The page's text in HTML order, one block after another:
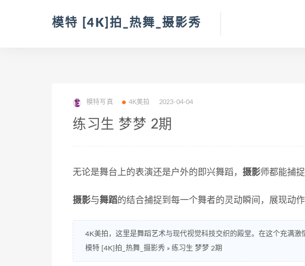
模特 [4K]拍_热舞_摄影秀
模特写真 4K美拍 2023-04-04
练习生 梦梦 2期
无论是舞台上的表演还是户外的即兴舞蹈， 摄影师都能捕
摄影与舞蹈的结合捕捉到每一个舞者的灵动瞬间，展现动
4K美拍，这里是舞蹈艺术与现代视觉科技交织的殿堂。在这个充满
模特 [4K]拍_热舞_摄影秀 » 练习生 梦梦 2期